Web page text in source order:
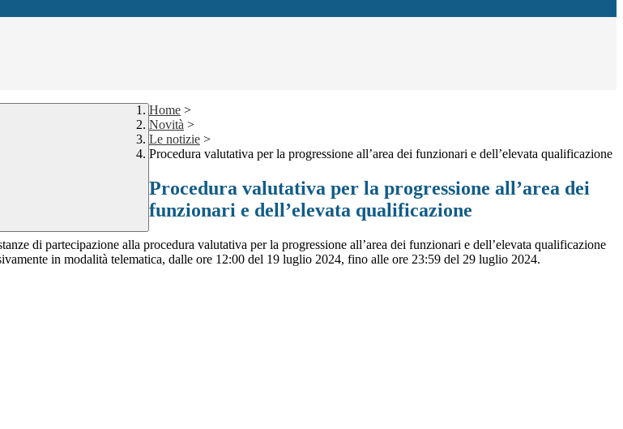
Home >
Novità >
Le notizie >
Procedura valutativa per la progressione all’area dei funzionari e dell’elevata qualificazione
Procedura valutativa per la progressione all’area dei
funzionari e dell’elevata qualificazione
di partecipazione alla procedura valutativa per la progressione all’area dei funzionari e dell’elevata qualificazione
in modalità telematica, dalle ore 12:00 del 19 luglio 2024, fino alle ore 23:59 del 29 luglio 2024.